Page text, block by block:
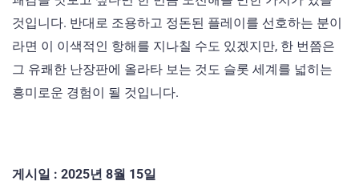
것입니다. 반대로 조용하고 정돈된 플레이를 선호하는 분이
라면 이 이색적인 항해를 지나칠 수도 있겠지만, 한 번쯤은
그 유쾌한 난장판에 올라타 보는 것도 슬롯 세계를 넓히는
흥미로운 경험이 될 것입니다.
게시일 : 2025년 8월 15일